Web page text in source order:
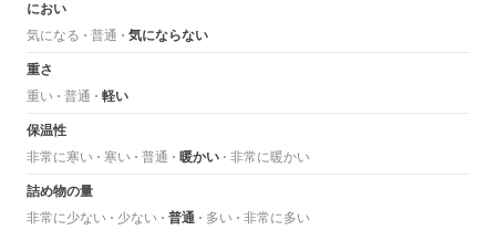
におい
気になる
普通 気にならない
重さ
重い
普通 軽い
保温性
非常に寒い
寒い 普通 暖かい 非常に暖かい
詰め物の量
非常に少ない
少ない 普通 多い 非常に多い